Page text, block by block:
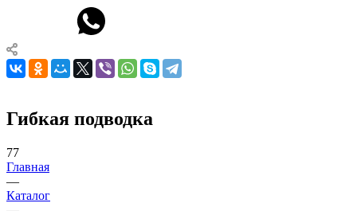
Гибкая подводка
77
Главная
—
Каталог